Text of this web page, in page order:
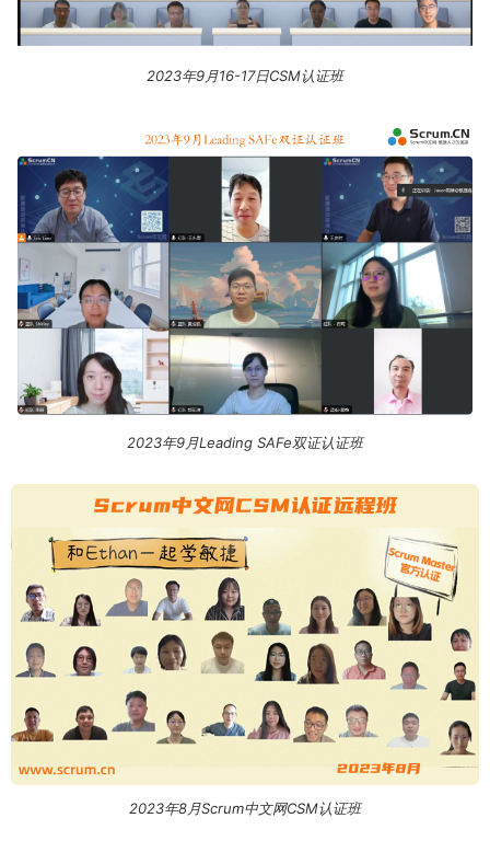
2023年9月16-17日CSM认证班
2023年9月Leading SAFe双证认证班
2023年8月Scrum中文网CSM认证班